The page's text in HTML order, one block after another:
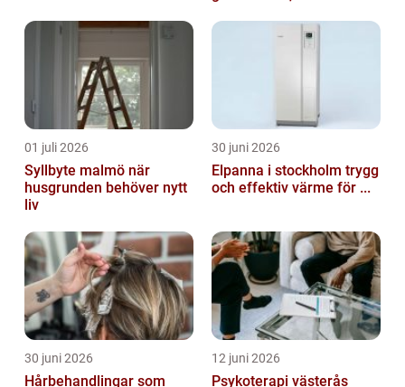
01 juli 2026
Syllbyte malmö när
husgrunden behöver nytt
liv
30 juni 2026
Elpanna i stockholm trygg
och effektiv värme för ...
30 juni 2026
Hårbehandlingar som
12 juni 2026
Psykoterapi västerås